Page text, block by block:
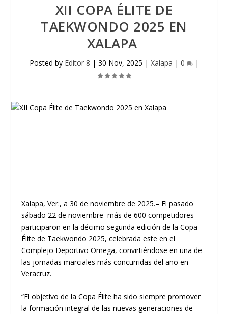
XII COPA ÉLITE DE
TAEKWONDO 2025 EN
XALAPA
Posted by Editor 8 | 30 Nov, 2025 | Xalapa | 0 |
Xalapa, Ver., a 30 de noviembre de 2025.– El pasado
sábado 22 de noviembre más de 600 competidores
participaron en la décimo segunda edición de la Copa
Élite de Taekwondo 2025, celebrada este en el
Complejo Deportivo Omega, convirtiéndose en una de
las jornadas marciales más concurridas del año en
Veracruz.
“El objetivo de la Copa Élite ha sido siempre promover
la formación integral de las nuevas generaciones de